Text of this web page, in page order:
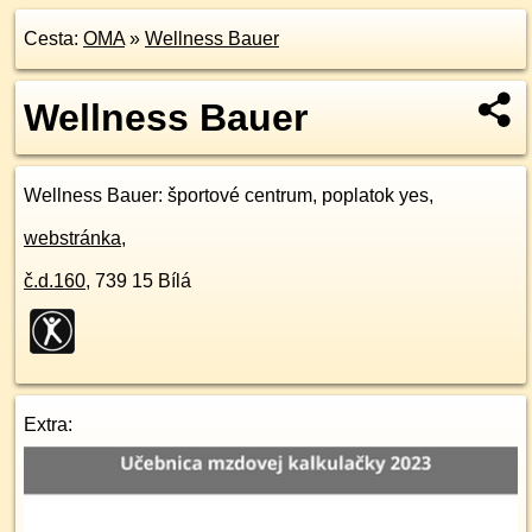
Cesta: OMA» Wellness Bauer
Wellness Bauer
Wellness Bauer: športové centrum, poplatok yes,
webstránka,
č.d.160, 739 15 Bílá
Extra: